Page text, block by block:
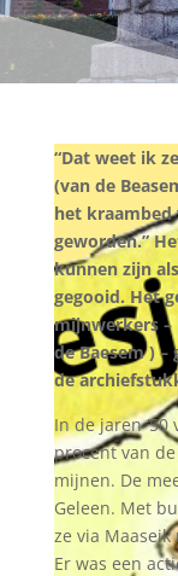
“Dat weet ik
(van de
het kraambed
geworden.”
kunnen zijn
gegooid. Het
mijnwerkers –
de Baesem )
de
In de jaren
procent van
mijnen. De
Geleen. Met
ze via
Er was een